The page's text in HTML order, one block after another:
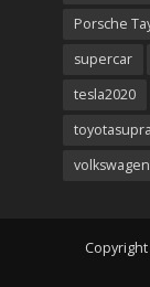
Porsche
supercar
tesla2020